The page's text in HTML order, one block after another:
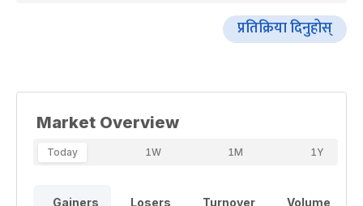
प्रतिक्रिया दिनुहोस्